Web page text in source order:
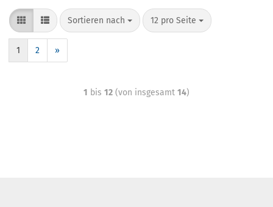
Sortieren nach 12 pro Seite
1 2 »
1 bis 12 (von insgesamt 14)